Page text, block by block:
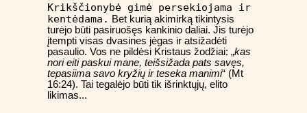
Krikščionybė gimė persekiojama ir
kentėdama. Bet kurią akimirką tikintysis
turėjo būti pasiruošęs kankinio daliai. Jis turėjo
įtempti visas dvasines jėgas ir atsižadėti
pasaulio. Vos ne pildėsi Kristaus žodžiai: „kas
nori eiti paskui mane, teišsižada pats savęs,
tepasiima savo kryžių ir teseka manimi“ (Mt
16:24). Tai tegalėjo būti tik išrinktųjų, elito
likimas...